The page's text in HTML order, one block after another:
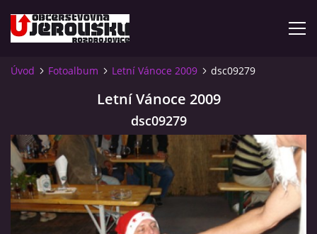
VIDLÁCKÝ VÍCEBOJ 2023 - VIDEO
OTEVÍRACÍ DOBA
Úvod Fotoalbum Letní Vánoce 2009 dsc09279
Letní Vánoce 2009
dsc09279